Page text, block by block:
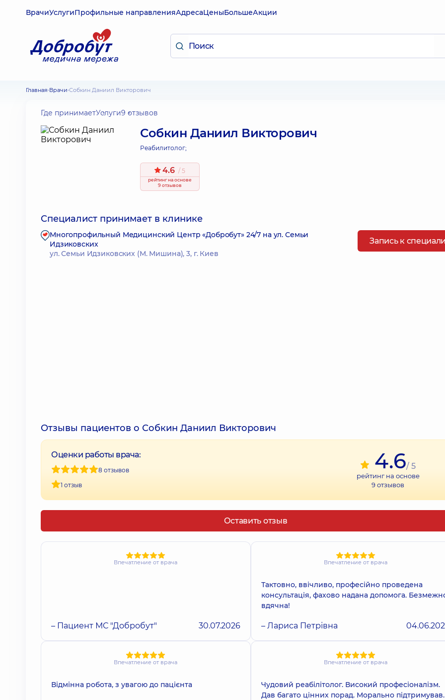
ВрачиУслугиПрофильные направленияАдресаЦеныБольшеАкции
Главная Врачи Собкин Даниил Викторович
Где принимаетУслуги9 отзывов
Собкин Даниил Викторович
Реабилитолог;
4.6 / 5
рейтингна основе
9 отзывов
Специалист принимает в клинике
Многопрофильный Медицинский Центр «Добробут» 24/7 на ул. Семьи
Идзиковских
ул. Семьи Идзиковских (М. Мишина), 3, г. Киев
Запись к
Отзывы пациентов о Собкин Даниил Викторович
Оценки работы врача:
8 отзывов
1 отзыв
4.6/ 5
рейтинг на основе
9отзывов
Оставить отзыв
Впечатление от врача
– Пациент МС "Добробут" 30.07.2026
Впечатление от врача
Тактовно, ввічливо, професійно проведена
консультація, фахово надана допомога.
вдячна!
– Лариса Петрівна
Впечатление от врача
Відмінна робота, з увагою до пацієнта
Впечатление от врача
Чудовий реабілітолог. Високий професіоналізм.
Дав багато цінних порад. Морально підтримував.